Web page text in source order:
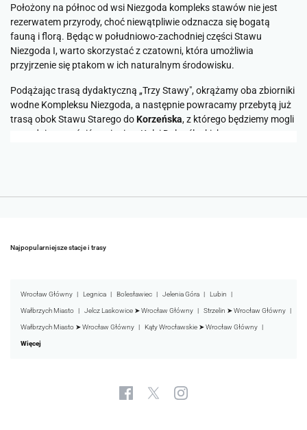
Położony na północ od wsi Niezgoda kompleks stawów nie jest
rezerwatem przyrody, choć niewątpliwie odznacza się bogatą
fauną i florą. Będąc w południowo-zachodniej części Stawu
Niezgoda I, warto skorzystać z czatowni, która umożliwia
przyjrzenie się ptakom w ich naturalnym środowisku.
Podążając trasą dydaktyczną „Trzy Stawy", okrążamy oba zbiorniki
wodne Kompleksu Niezgoda, a następnie powracamy przebytą już
trasą obok Stawu Starego doKorzeńska, z którego będziemy mogli
wygodnie powrócić pociągiem Kolei Dolnośląskich.
Najpopularniejsze stacje i trasy
Wrocław Główny Legnica Bolesławiec Jelenia Góra Lubin
Wałbrzych Miasto Jelcz Laskowice ➤ Wrocław Główny Strzelin ➤ Wrocław Główny
Wałbrzych Miasto ➤ Wrocław Główny Kąty Wrocławskie ➤ Wrocław Główny
Więcej